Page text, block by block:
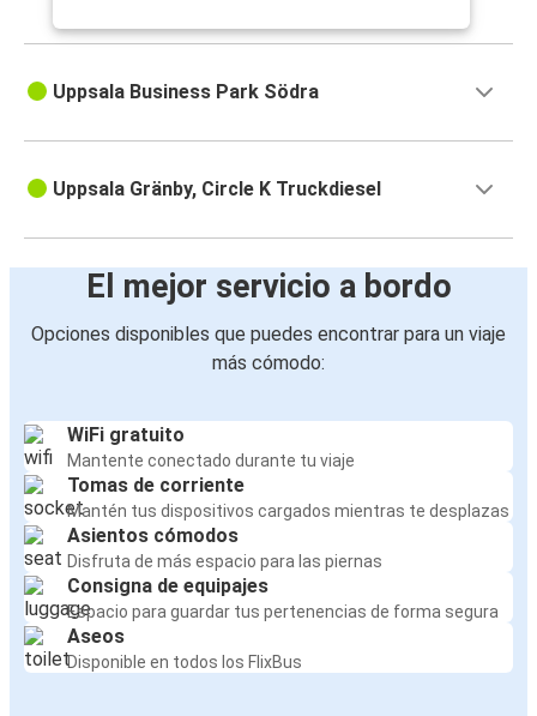
Uppsala Business Park Södra
Uppsala Gränby, Circle K Truckdiesel
El mejor servicio a bordo
Opciones disponibles que puedes encontrar para un viaje
más cómodo:
WiFi gratuito
Mantente conectado durante tu viaje
Tomas de corriente
Mantén tus dispositivos cargados mientras te desplazas
Asientos cómodos
Disfruta de más espacio para las piernas
Consigna de equipajes
Espacio para guardar tus pertenencias de forma segura
Aseos
Disponible en todos los FlixBus